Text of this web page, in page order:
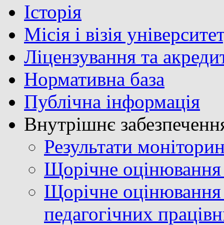
Історія
Місія і візія
Ліцензування та
Нормативна база
Публічна інформація
Внутрішнє
Результати
Щорічне
Щорічне оцінювання
педагогічних